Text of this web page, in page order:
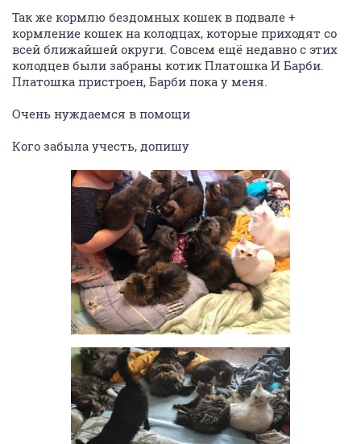
Так же кормлю бездомных кошек в подвале +
кормление кошек на колодцах, которые приходят со
всей ближайшей округи. Совсем ещё недавно с этих
колодцев были забраны котик Платошка И Барби.
Платошка пристроен, Барби пока у меня.
Очень нуждаемся в помощи
Кого забыла учесть, допишу